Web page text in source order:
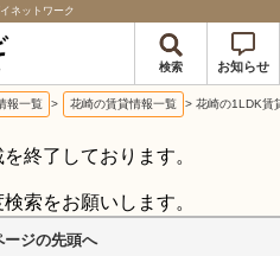
ネットワーク
検索 お知らせ
報一覧 > 花崎の賃貸情報一覧 > 花崎の1LDK賃
終了しております。
索をお願いします。
ージの先頭へ